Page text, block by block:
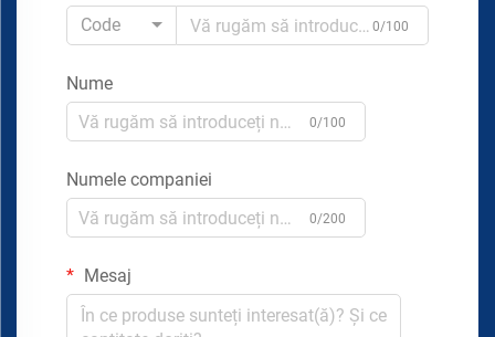
Code
0/100
Nume
0/100
Numele companiei
0/200
Mesaj